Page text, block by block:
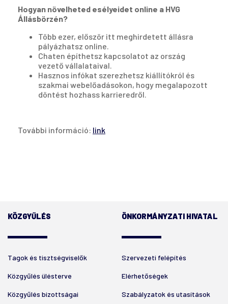
Hogyan növelheted esélyeidet online a HVG
Állásbörzén?
Több ezer, először itt meghirdetett állásra
pályázhatsz online.
Chaten építhetsz kapcsolatot az ország
vezető vállalataival.
Hasznos infókat szerezhetsz kiállítókról és
szakmai webelőadásokon, hogy megalapozott
döntést hozhass karrieredről.
További információ: link
KÖZGYŰLÉS
Tagok és tisztségviselők
Közgyűlés ülésterve
Közgyűlés bizottságai
ÖNKORMÁNYZATI HIVATAL
Szervezeti felépítés
Elérhetőségek
Szabályzatok és utasítások